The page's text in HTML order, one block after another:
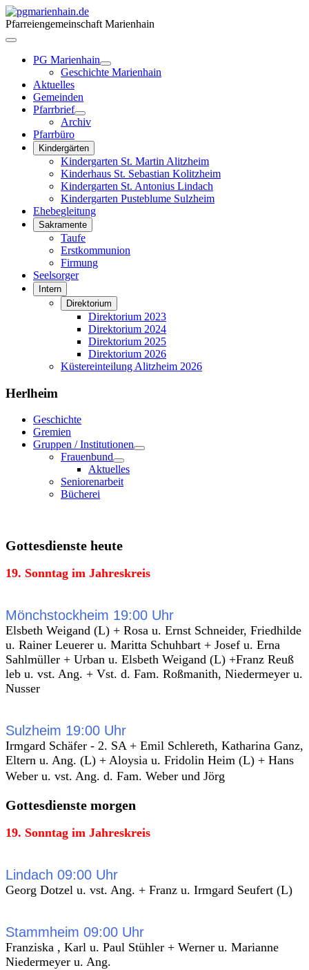
Pfarreiengemeinschaft Marienhain
PG Marienhain
Geschichte Marienhain
Aktuelles
Gemeinden
Pfarrbrief
Archiv
Pfarrbüro
Kindergärten
Kindergarten St. Martin Alitzheim
Kinderhaus St. Sebastian Kolitzheim
Kindergarten St. Antonius Lindach
Kindergarten Pusteblume Sulzheim
Ehebegleitung
Sakramente
Taufe
Erstkommunion
Firmung
Seelsorger
Intern
Direktorium
Direktorium 2023
Direktorium 2024
Direktorium 2025
Direktorium 2026
Küstereinteilung Alitzheim 2026
Herlheim
Geschichte
Gremien
Gruppen / Institutionen
Frauenbund
Aktuelles
Seniorenarbeit
Bücherei
Gottesdienste heute
19. Sonntag im Jahreskreis
Mönchstockheim 19:00 Uhr
Elsbeth Weigand (L) + Rosa u. Ernst Schneider, Friedhilde
u. Rainer Leuerer u. Maritta Schuhbart + Josef u. Erna
Sahlmüller + Urban u. Elsbeth Weigand (L) +Franz Reuß
leb u. vst. Ang. + Vst. d. Fam. Roßmanith, Niedermeyer u.
Nusser
Sulzheim 19:00 Uhr
Irmgard Schäfer - 2. SA + Emil Schlereth, Katharina Ganz,
Eltern u. Ang. (L) + Aloysia u. Fridolin Heim (L) + Hans
Weber u. vst. Ang. d. Fam. Weber und Jörg
Gottesdienste morgen
19. Sonntag im Jahreskreis
Lindach 09:00 Uhr
Georg Dotzel u. vst. Ang. + Franz u. Irmgard Seufert (L)
Stammheim 09:00 Uhr
Franziska , Karl u. Paul Stühler + Werner u. Marianne
Niedermeyer u. Ang.